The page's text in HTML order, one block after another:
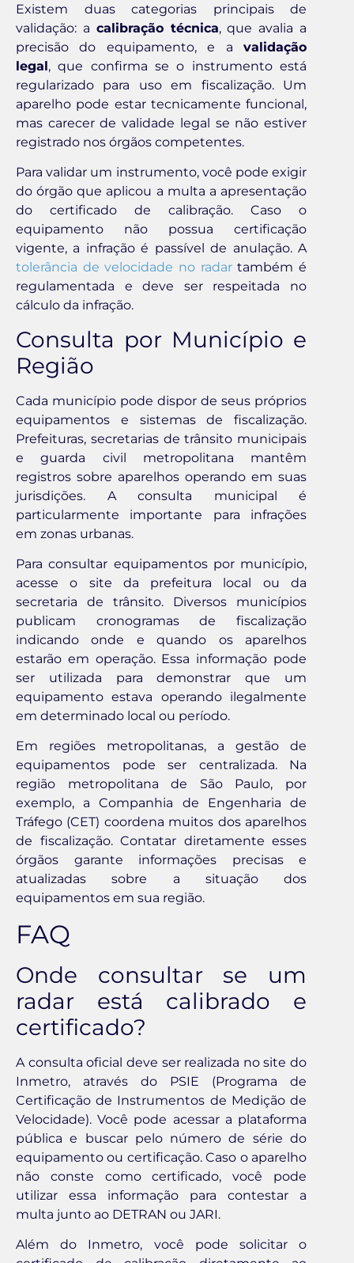
Existem duas categorias principais de
validação: a calibração técnica, que avalia a
precisão do equipamento, e a validação
legal, que confirma se o instrumento está
regularizado para uso em fiscalização. Um
aparelho pode estar tecnicamente funcional,
mas carecer de validade legal se não estiver
registrado nos órgãos competentes.
Para validar um instrumento, você pode exigir
do órgão que aplicou a multa a apresentação
do certificado de calibração. Caso o
equipamento não possua certificação
vigente, a infração é passível de anulação. A
tolerância de velocidade no radartambém é
regulamentada e deve ser respeitada no
cálculo da infração.
Consulta por Município e
Região
Cada município pode dispor de seus próprios
equipamentos e sistemas de fiscalização.
Prefeituras, secretarias de trânsito municipais
e guarda civil metropolitana mantêm
registros sobre aparelhos operando em suas
jurisdições. A consulta municipal é
particularmente importante para infrações
em zonas urbanas.
Para consultar equipamentos por município,
acesse o site da prefeitura local ou da
secretaria de trânsito. Diversos municípios
publicam cronogramas de fiscalização
indicando onde e quando os aparelhos
estarão em operação. Essa informação pode
ser utilizada para demonstrar que um
equipamento estava operando ilegalmente
em determinado local ou período.
Em regiões metropolitanas, a gestão de
equipamentos pode ser centralizada. Na
região metropolitana de São Paulo, por
exemplo, a Companhia de Engenharia de
Tráfego (CET) coordena muitos dos aparelhos
de fiscalização. Contatar diretamente esses
órgãos garante informações precisas e
atualizadas sobre a situação dos
equipamentos em sua região.
FAQ
Onde consultar se um
radar está calibrado e
certificado?
A consulta oficial deve ser realizada no site do
Inmetro, através do PSIE (Programa de
Certificação de Instrumentos de Medição de
Velocidade). Você pode acessar a plataforma
pública e buscar pelo número de série do
equipamento ou certificação. Caso o aparelho
não conste como certificado, você pode
utilizar essa informação para contestar a
multa junto ao DETRAN ou JARI.
Além do Inmetro, você pode solicitar o